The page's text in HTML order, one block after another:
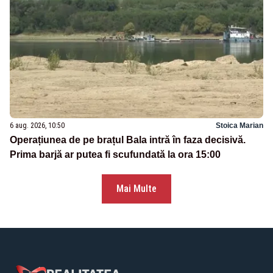
6 aug. 2026, 10:50 Stoica Marian
Operațiunea de pe brațul Bala intră în faza decisivă.
Prima barjă ar putea fi scufundată la ora 15:00
Mai Multe